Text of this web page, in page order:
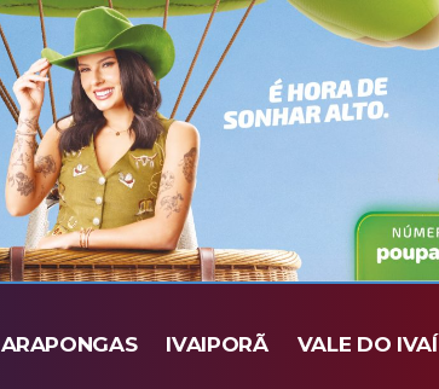
ARAPONGAS IVAIPORÃ VALE DO IVAÍ